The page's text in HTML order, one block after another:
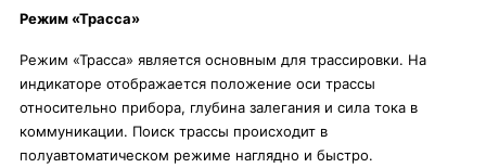
Режим «Трасса»
Режим «Трасса» является основным для трассировки. На
индикаторе отображается положение оси трассы
относительно прибора, глубина залегания и сила тока в
коммуникации. Поиск трассы происходит в
полуавтоматическом режиме наглядно и быстро.